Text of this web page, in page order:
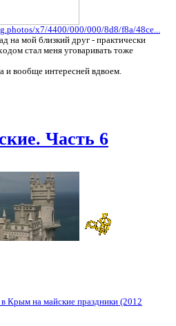
x7/4400/000/000/8d8/f8a/48ce...
на мой близкий друг - практически
стал меня уговаривать тоже
и вообще интересней вдвоем.
Часть 6
Крым на майские праздники (2012